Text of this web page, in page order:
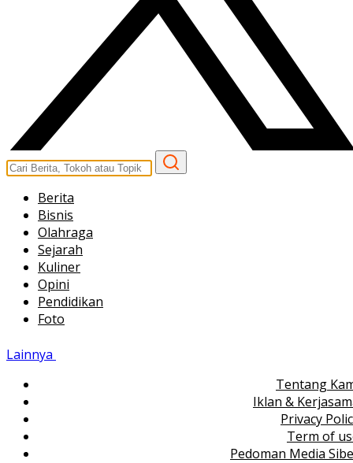
Berita
Bisnis
Olahraga
Sejarah
Kuliner
Opini
Pendidikan
Foto
Lainnya
Tentang
Iklan &
Privacy
Term of
Pedoman Media